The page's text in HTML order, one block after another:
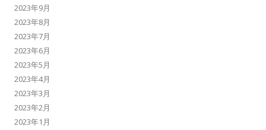
2023年9月
2023年8月
2023年7月
2023年6月
2023年5月
2023年4月
2023年3月
2023年2月
2023年1月